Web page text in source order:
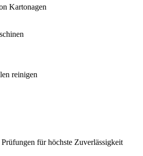
Kartonagen
reinigen
für höchste Zuverlässigkeit